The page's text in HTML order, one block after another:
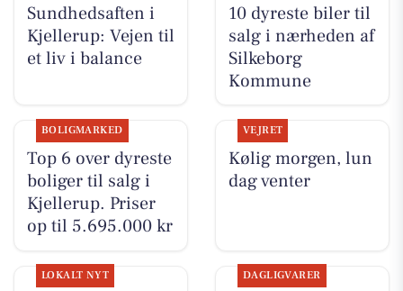
Sundhedsaften i
Kjellerup: Vejen til
et liv i balance
10 dyreste biler til
salg i nærheden af
Silkeborg
Kommune
BOLIGMARKED
Top 6 over dyreste
boliger til salg i
Kjellerup. Priser
op til 5.695.000 kr
VEJRET
Kølig morgen, lun
dag venter
LOKALT NYT DAGLIGVARER